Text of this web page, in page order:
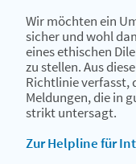
Wir möchten ein
sicher und wohl
eines ethischen
zu stellen. Aus
Richtlinie verfasst,
Meldungen, die in
strikt untersagt.
Zur Helpline für